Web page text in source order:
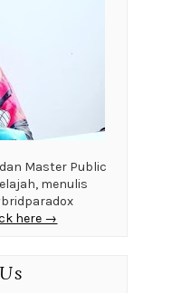
Master Public
menulis
here →